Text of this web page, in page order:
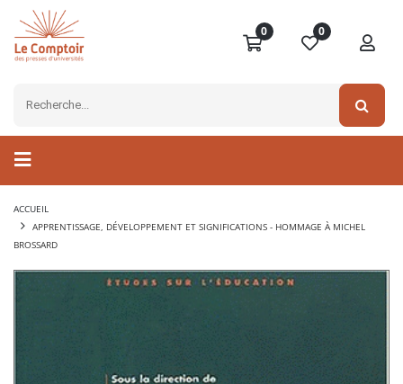
0 0
ACCUEIL
APPRENTISSAGE, DÉVELOPPEMENT ET SIGNIFICATIONS - HOMMAGE À MICHEL
BROSSARD